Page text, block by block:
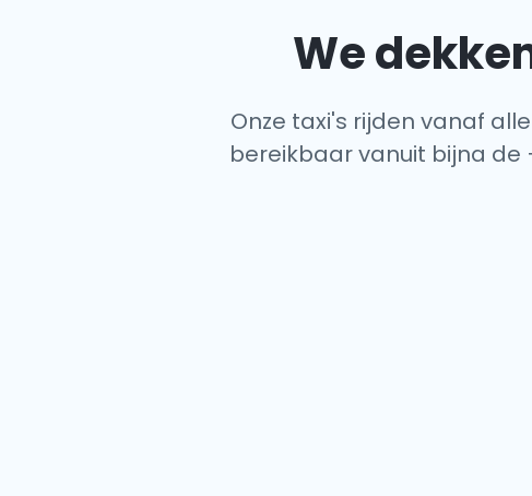
We
Onze taxi's rijden vanaf
bereikbaar vanuit bijna de